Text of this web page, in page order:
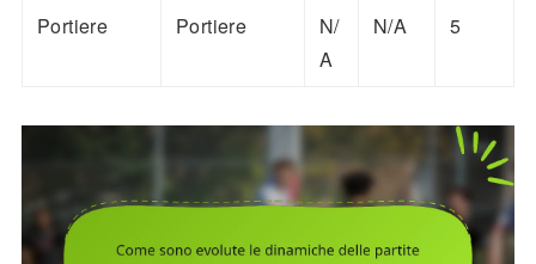
Portiere
Portiere
N/
A
N/A 5